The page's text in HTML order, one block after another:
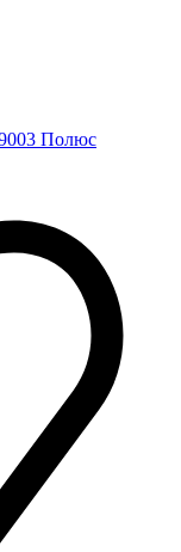
Полюс